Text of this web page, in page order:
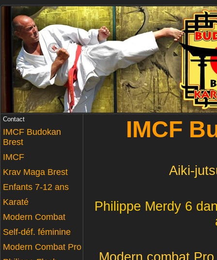
Contact
IMCF Budokan
Brest
IMCF
Krav Maga Brest
Enfants 7-12 ans
Karaté
Modern Combat
Self-déf. féminine
Modern Combat Pro
IMCF
Aiki-
Philippe Merdy 6
Modern combat